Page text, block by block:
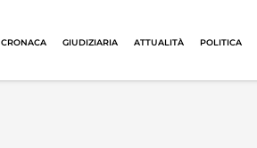
CRONACA GIUDIZIARIA ATTUALITÀ POLITICA